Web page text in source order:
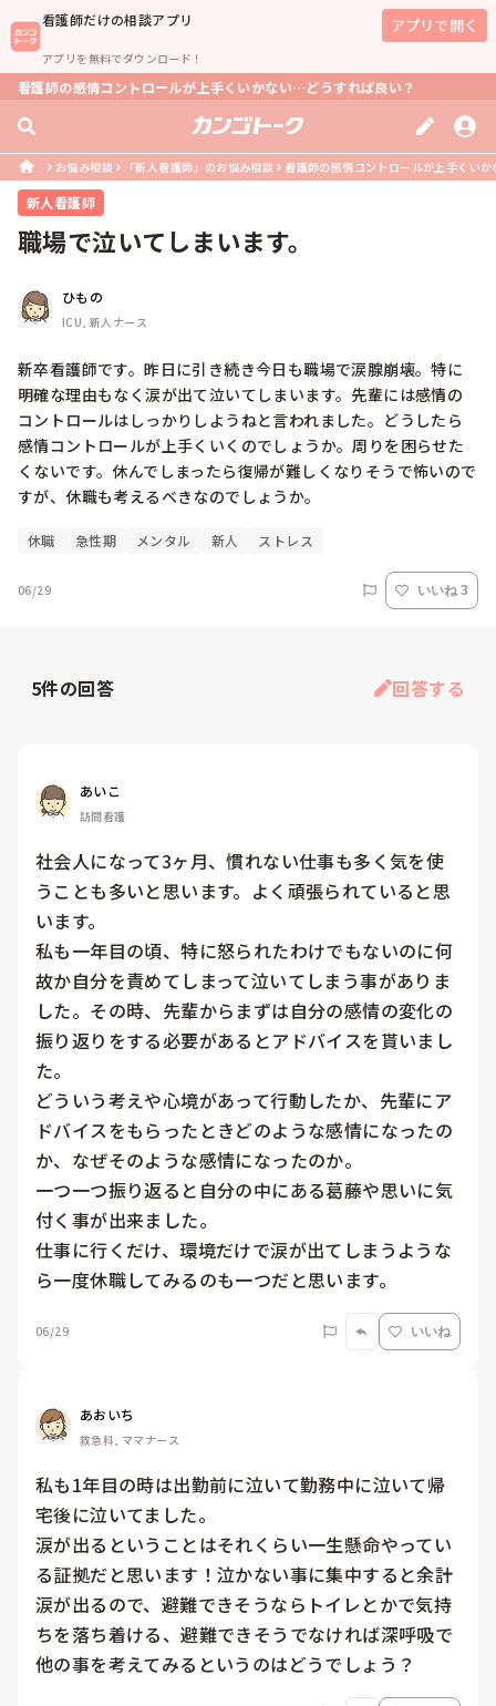
看護師だけの相談アプリ
アプリを無料でダウンロード！
アプリで開く
看護師の感情コントロールが上手くいかない…どうすれば良い？
お悩み相談 「新人看護師」のお悩み相談 看護師の感情コントロールが上手くい
新人看護師
職場で泣いてしまいます。
ひもの
ICU, 新人ナース
新卒看護師です。昨日に引き続き今日も職場で涙腺崩壊。特に
明確な理由もなく涙が出て泣いてしまいます。先輩には感情の
コントロールはしっかりしようねと言われました。どうしたら
感情コントロールが上手くいくのでしょうか。周りを困らせた
くないです。休んでしまったら復帰が難しくなりそうで怖いので
すが、休職も考えるべきなのでしょうか。
休職 急性期 メンタル 新人 ストレス
06/29 いいね 3
5件の回答 回答する
あいこ
訪問看護
社会人になって3ヶ月、慣れない仕事も多く気を使
うことも多いと思います。よく頑張られていると思
います。
私も一年目の頃、特に怒られたわけでもないのに何
故か自分を責めてしまって泣いてしまう事がありま
した。その時、先輩からまずは自分の感情の変化の
振り返りをする必要があるとアドバイスを貰いまし
た。
どういう考えや心境があって行動したか、先輩にア
ドバイスをもらったときどのような感情になったの
か、なぜそのような感情になったのか。
一つ一つ振り返ると自分の中にある葛藤や思いに気
付く事が出来ました。
仕事に行くだけ、環境だけで涙が出てしまうような
ら一度休職してみるのも一つだと思います。
06/29 いいね
あおいち
救急科, ママナース
私も1年目の時は出勤前に泣いて勤務中に泣いて帰
宅後に泣いてました。
涙が出るということはそれくらい一生懸命やってい
る証拠だと思います！泣かない事に集中すると余計
涙が出るので、避難できそうならトイレとかで気持
ちを落ち着ける、避難できそうでなければ深呼吸で
他の事を考えてみるというのはどうでしょう？